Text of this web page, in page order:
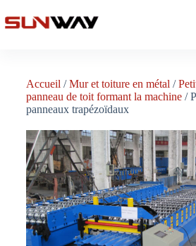
Accueil /Mur et toiture en métal /
panneau de toit formant la machine/
panneaux trapézoïdaux